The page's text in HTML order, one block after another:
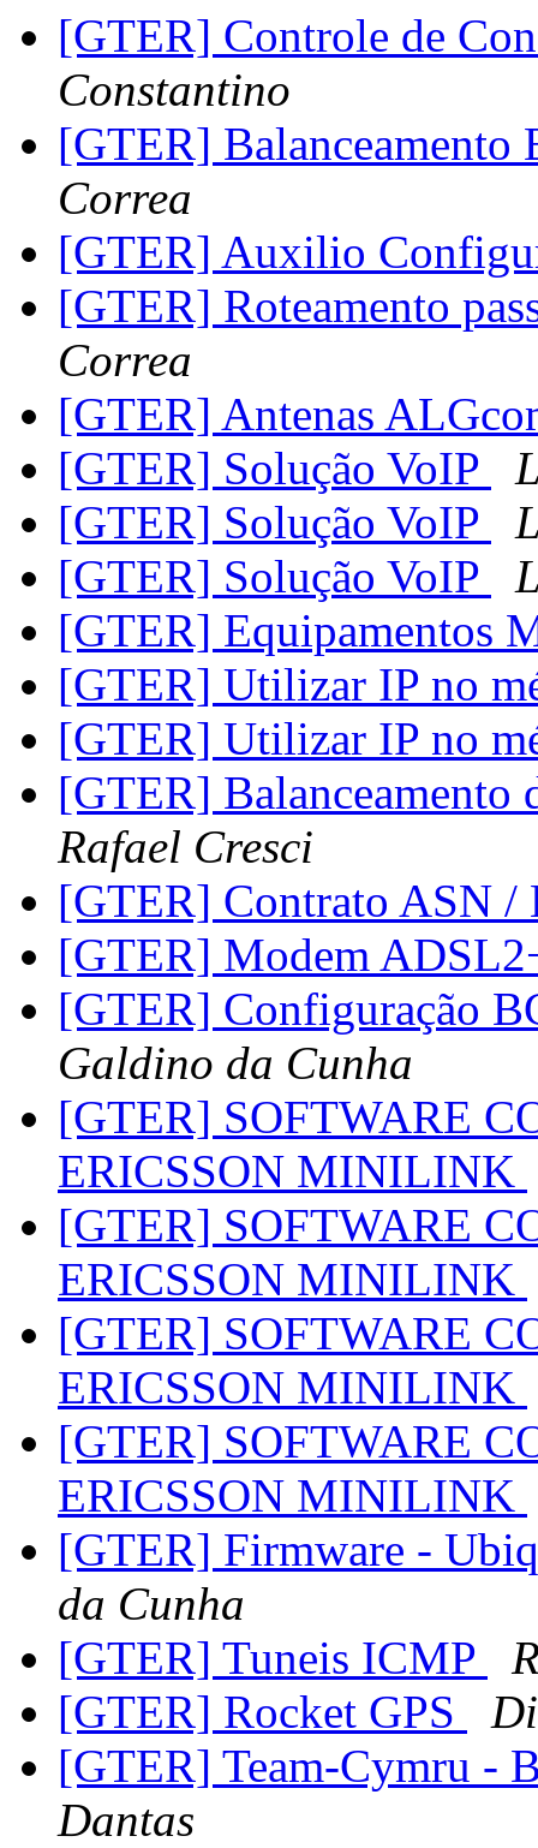
[GTER] Controle de
Constantino
[GTER] Balanceamento
Correa
[GTER] Auxilio
[GTER] Roteamento
Correa
[GTER] Antenas
[GTER] Solução VoIP
[GTER] Solução VoIP
[GTER] Solução VoIP
[GTER] Equipamentos
[GTER] Utilizar IP no
[GTER] Utilizar IP no
[GTER] Balanceamento
Rafael Cresci
[GTER] Contrato ASN
[GTER] Modem
[GTER] Configuração
Galdino da Cunha
[GTER] SOFTWARE
ERICSSON MINILINK
[GTER] SOFTWARE
ERICSSON MINILINK
[GTER] SOFTWARE
ERICSSON MINILINK
[GTER] SOFTWARE
ERICSSON MINILINK
[GTER] Firmware -
da Cunha
[GTER] Tuneis ICMP
[GTER] Rocket GPS
[GTER] Team-Cymru -
Dantas